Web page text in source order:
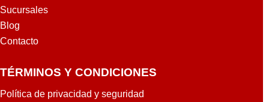
Sucursales
Blog
Contacto
TÉRMINOS Y CONDICIONES
Política de privacidad y seguridad